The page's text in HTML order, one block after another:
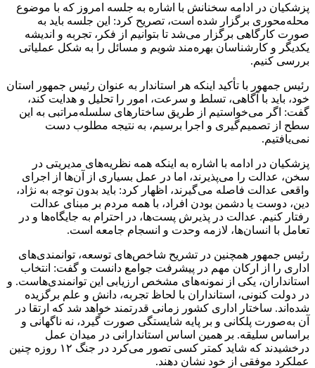
پزشکیان در ادامه سخنانش با اشاره به جلسه امروز که با موضوع
محله‌محوری برگزار شده است، تصریح کرد: این جلسه باید به
صورت کارگاهی برگزار می‌شد تا بتوانیم از فکر، تجربه و اندیشه
یکدیگر و کارشناسان بهره‌مند شویم و مسائل را به شکل عملیاتی
بررسی کنیم.
رئیس جمهور با تأکید اینکه هر استاندار به عنوان رئیس جمهور استان
خود، باید با آگاهی، تسلط و سرعت، امور را تحلیل و هدایت کند،
گفت: اگر می‌خواستیم از طریق ساختارهای سلسله‌مراتبی به این
سطح از تصمیم‌گیری و اجرا برسیم، به نتیجه مطلوب دست
نمی‌یافتیم.
پزشکیان در ادامه با اشاره به اینکه همه نظریه‌های مدیریتی در
سخن، عدالت را می‌پذیرند، اما در عمل بسیاری از آن‌ها از اجرای
واقعی عدالت فاصله می‌گیرند، اظهار کرد: باید بدون توجه به نژاد،
دین، دوست یا دشمن بودن افراد، با همه مردم بر مبنای عدالت
رفتار کنیم. عدالت در پذیرش پست‌ها، در احترام به جایگاه‌ها و در
تعامل با انسان‌ها، لازمه وحدت و انسجام جامعه است.
رئیس جمهور همچنین در تشریح شاخص‌های توسعه، توانمندی‌های
اداری را از ارکان مهم در پیشرفت جوامع دانست و گفت: انتخاب
استانداران، یکی از نمونه‌های مشخص ارزیابی این توانمندی‌هاست. و
در دولت کنونی، استانداران با لحاظ تجربه، دانش و علم برگزیده
شده‌اند. ساختار اداری کشور زمانی قدرتمند خواهد شد که ارتقا در
آن به‌صورت پلکانی و بر پایه شایستگی صورت گیرد، نه ناگهانی و
براساس سلیقه. بر همین اساس استاندارانی در میدان عمل
درخشیدند که شاید کمتر کسی تصور می‌کرد در جنگ ۱۲ روزه چنین
عملکرد موفقی از خود نشان دهند.